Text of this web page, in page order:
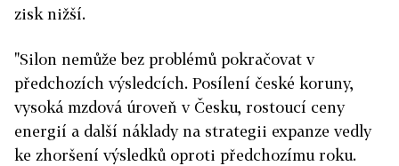
zisk nižší.
"Silon nemůže bez problémů pokračovat v
předchozích výsledcích. Posílení české koruny,
vysoká mzdová úroveň v Česku, rostoucí ceny
energií a další náklady na strategii expanze vedly
ke zhoršení výsledků oproti předchozímu roku.